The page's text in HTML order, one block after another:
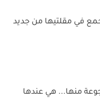
في مقلتيها من جديد
منها... هي عندها